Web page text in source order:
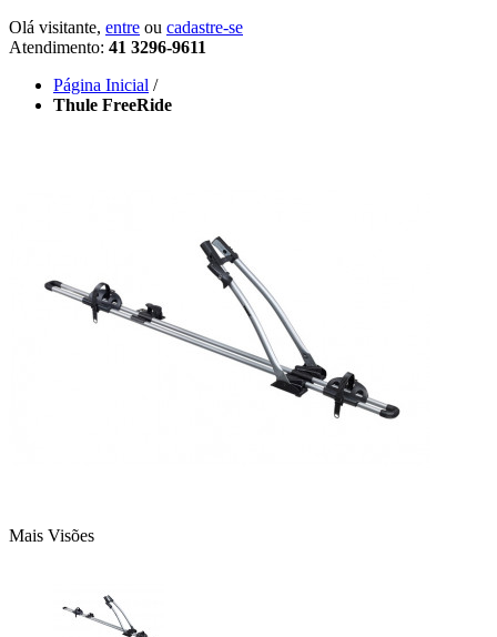
Olá visitante, entre ou cadastre-se
Atendimento: 41 3296-9611
Página Inicial /
Thule FreeRide
Mais Visões